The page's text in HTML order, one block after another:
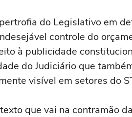
do Legislativo em
controle do
à publicidade
do Judiciário que
visível em setores do
que vai na contramão